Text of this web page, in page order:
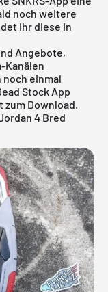
noch weitere
ihr diese in
Angebote,
Kanälen
noch einmal
Stock App
zum Download.
4 Bred